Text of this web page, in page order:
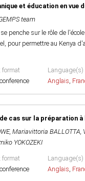
et éducation en vue
team
penche sur le rôle de
pour permettre au Kenya
format
Language(s)
Anglais,
cas sur la préparation
, Mariavittoria BALLOTTA,
YOKOZEKI
format
Language(s)
Anglais,